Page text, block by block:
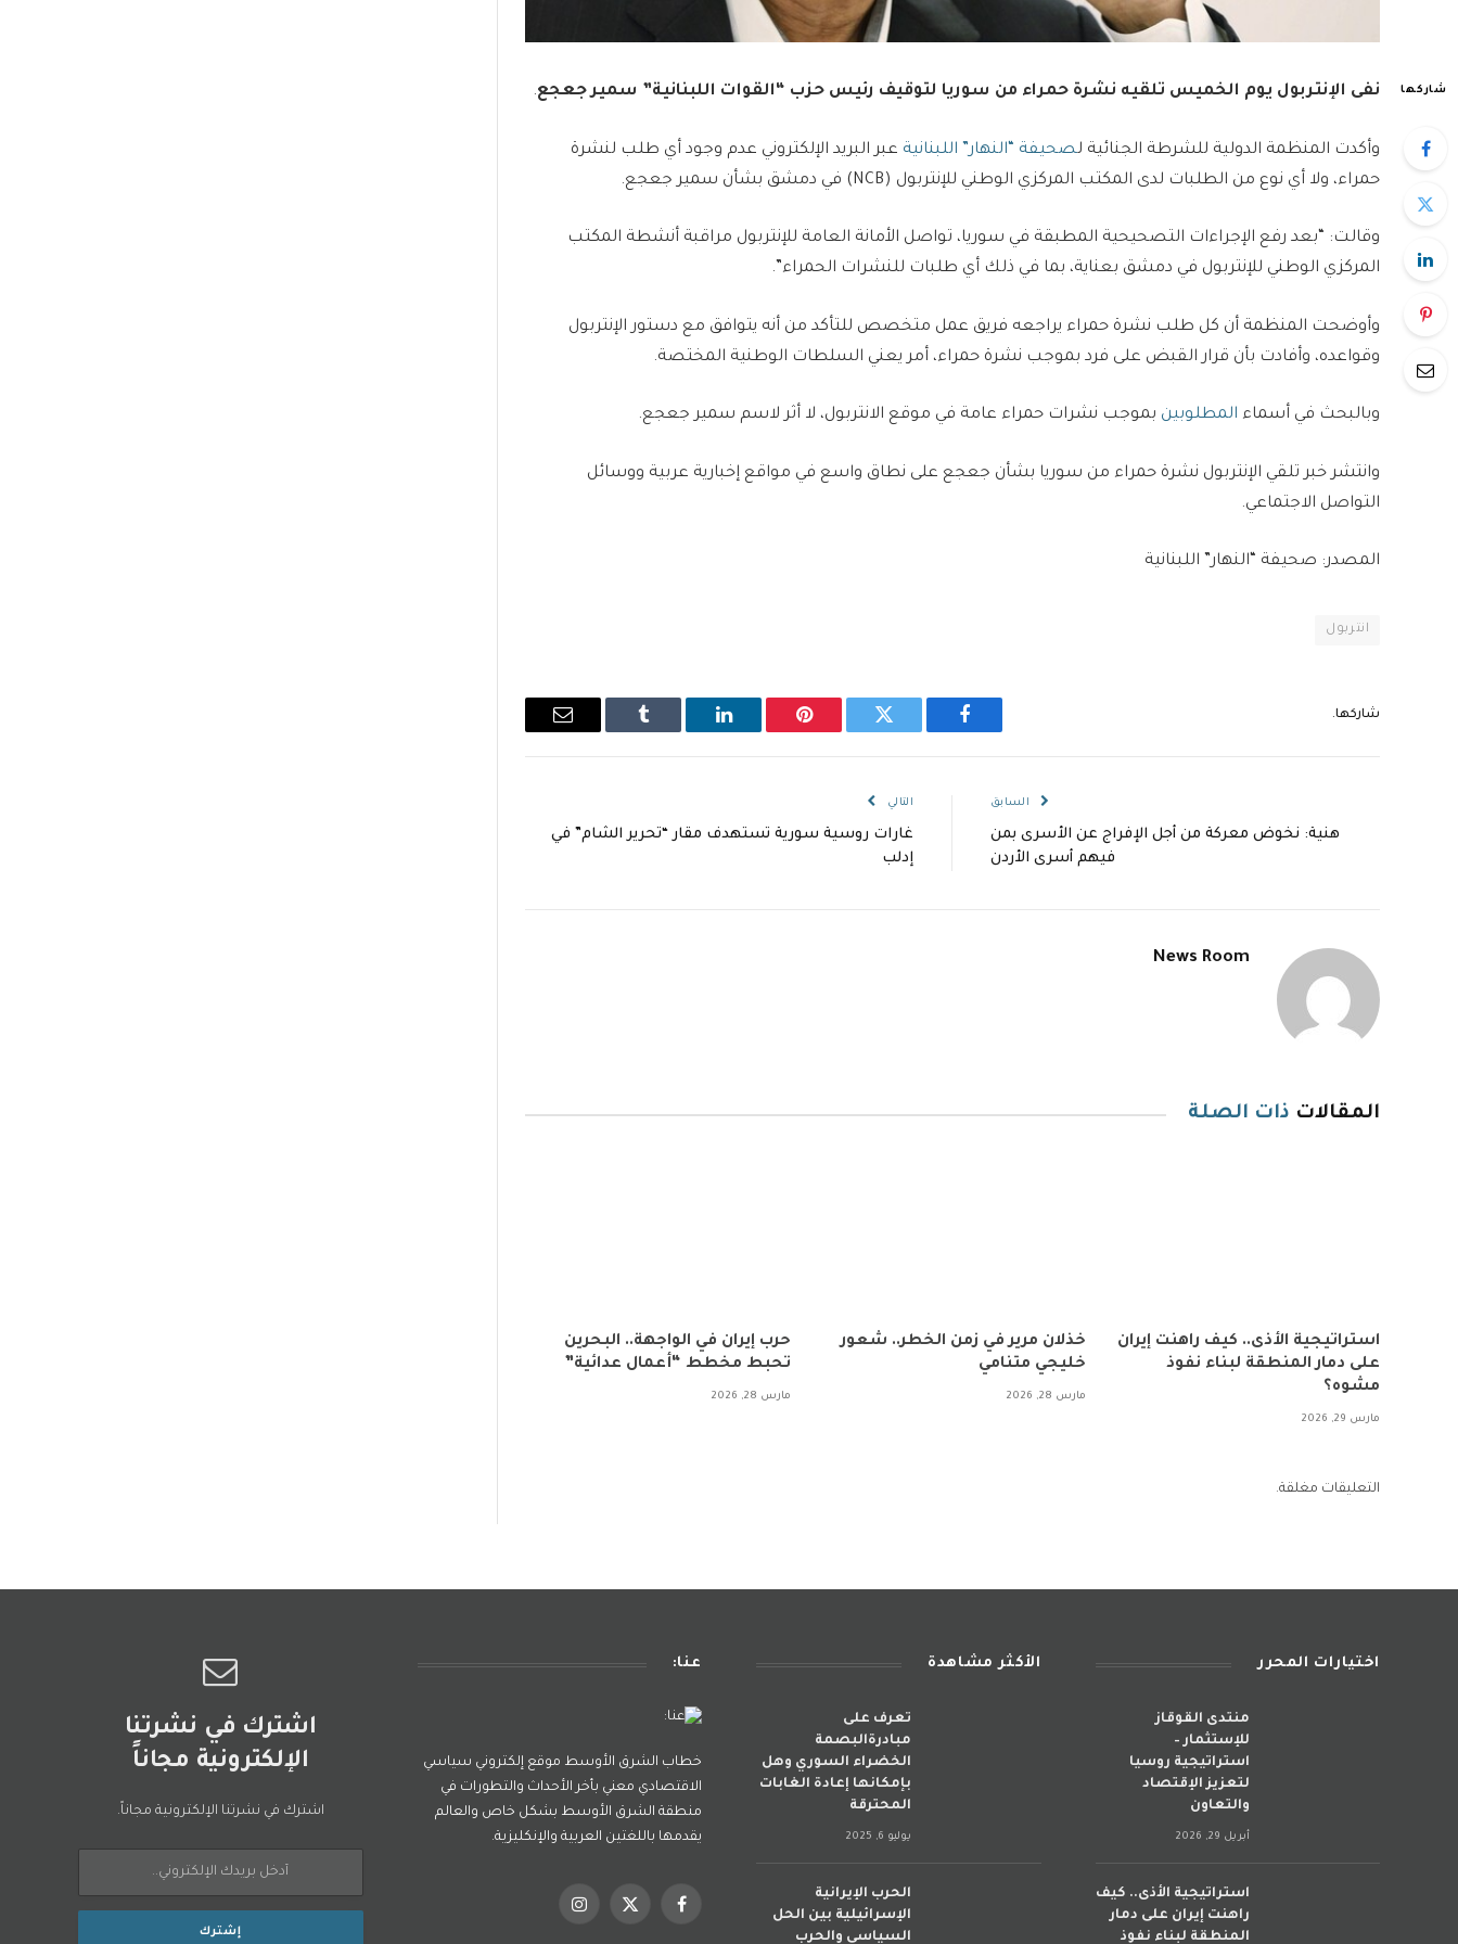
شاركها نفى الإنتربول يوم الخميس تلقيه نشرة حمراء من سوريا لتوقيف رئيس حزب “القوات اللبنانية” سمير جعجع.
وأكدت المنظمة الدولية للشرطة الجنائية لصحيفة “النهار” اللبنانية عبر البريد الإلكتروني عدم وجود أي طلب لنشرة
حمراء، ولا أي نوع من الطلبات لدى المكتب المركزي الوطني للإنتربول (NCB) في دمشق بشأن سمير جعجع.
وقالت: “بعد رفع الإجراءات التصحيحية المطبقة في سوريا، تواصل الأمانة العامة للإنتربول مراقبة أنشطة المكتب
المركزي الوطني للإنتربول في دمشق بعناية، بما في ذلك أي طلبات للنشرات الحمراء”.
وأوضحت المنظمة أن كل طلب نشرة حمراء يراجعه فريق عمل متخصص للتأكد من أنه يتوافق مع دستور الإنتربول
وقواعده، وأفادت بأن قرار القبض على فرد بموجب نشرة حمراء، أمر يعني السلطات الوطنية المختصة.
وبالبحث في أسماء المطلوبين بموجب نشرات حمراء عامة في موقع الانتربول، لا أثر لاسم سمير جعجع.
وانتشر خبر تلقي الإنتربول نشرة حمراء من سوريا بشأن جعجع على نطاق واسع في مواقع إخبارية عربية ووسائل
التواصل الاجتماعي.
المصدر: صحيفة “النهار” اللبنانية
انتربول
شاركها.
فيسبوك تويتر بينتيريستلينكدإن Tumblr
البريد
السابق
هنية: نخوض معركة من أجل الإفراج عن الأسرى بمن
فيهم أسرى الأردن
التالي
غارات روسية سورية تستهدف مقار “تحرير الشام” في
إدلب
News Room
المقالات ذات الصلة
استراتيجية الأذى.. كيف راهنت إيران
على دمار المنطقة لبناء نفوذ
مشوه؟
مارس 29, 2026
خذلان مرير في زمن الخطر.. شعور
خليجي متنامي
مارس 28, 2026
حرب إيران في الواجهة.. البحرين
تحبط مخطط “أعمال عدائية”
مارس 28, 2026
التعليقات مغلقة.
اختيارات المحرر
منتدى القوقاز
للإستثمار –
استراتيجية روسيا
لتعزيز الإقتصاد
والتعاون
أبريل 29, 2026
استراتيجية الأذى.. كيف
راهنت إيران على دمار
المنطقة لبناء نفوذ
الأكثر مشاهدة
تعرف على
مبادرةالبصمة
الخضراء السوري وهل
بإمكانها إعادة الغابات
المحترقة
يوليو 6, 2025
الحرب الإيرانية
الإسرائيلية بين الحل
السياسي والحرب
عنا:
خطاب الشرق الأوسط موقع إلكتروني سياسي
الاقتصادي معني بأخر الأحداث والتطورات في
منطقة الشرق الأوسط بشكل خاص والعالم
يقدمها باللغتين العربية والإنكليزية.
فيسبوكX
الانستغرام
اشترك في نشرتنا
الإلكترونية مجاناً
اشترك في نشرتنا الإلكترونية مجاناً.